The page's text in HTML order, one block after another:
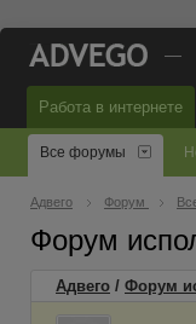
—
Работа в интернете
Все форумы
Адвего Форум
Форум
Адвего / Форум